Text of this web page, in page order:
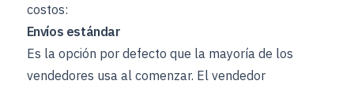
costos:
Envíos estándar
Es la opción por defecto que la mayoría de los
vendedores usa al comenzar. El vendedor